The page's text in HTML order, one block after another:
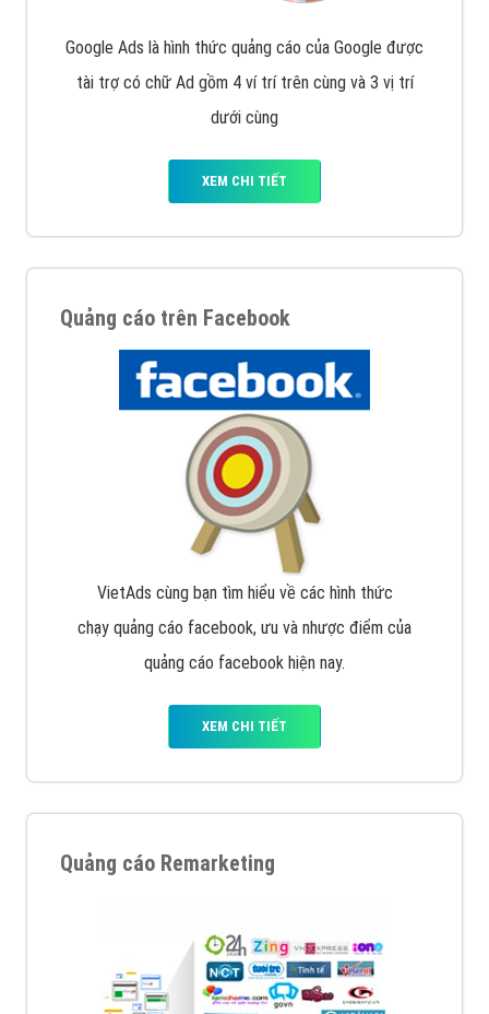
Google Ads là hình thức quảng cáo của Google được
tài trợ có chữ Ad gồm 4 ví trí trên cùng và 3 vị trí
dưới cùng
XEM CHI TIẾT
Quảng cáo trên Facebook
VietAds cùng bạn tìm hiểu về các hình thức
chạy quảng cáo facebook, ưu và nhược điểm của
quảng cáo facebook hiện nay.
XEM CHI TIẾT
Quảng cáo Remarketing